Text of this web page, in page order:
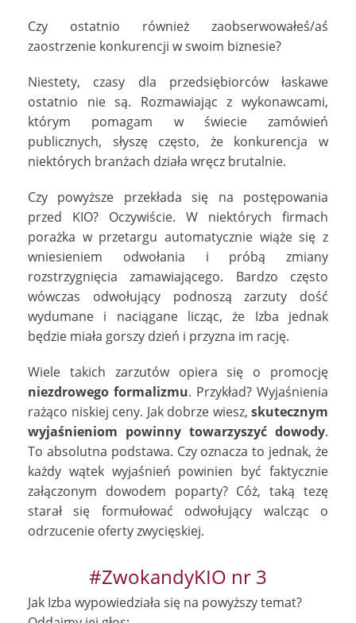
Czy ostatnio również zaobserwowałeś/aś
zaostrzenie konkurencji w swoim biznesie?
Niestety, czasy dla przedsiębiorców łaskawe
ostatnio nie są. Rozmawiając z wykonawcami,
którym pomagam w świecie zamówień
publicznych, słyszę często, że konkurencja w
niektórych branżach działa wręcz brutalnie.
Czy powyższe przekłada się na postępowania
przed KIO? Oczywiście. W niektórych firmach
porażka w przetargu automatycznie wiąże się z
wniesieniem odwołania i próbą zmiany
rozstrzygnięcia zamawiającego. Bardzo często
wówczas odwołujący podnoszą zarzuty dość
wydumane i naciągane licząc, że Izba jednak
będzie miała gorszy dzień i przyzna im rację.
Wiele takich zarzutów opiera się o promocję
niezdrowego formalizmu. Przykład? Wyjaśnienia
rażąco niskiej ceny. Jak dobrze wiesz, skutecznym
wyjaśnieniom powinny towarzyszyć dowody.
To absolutna podstawa. Czy oznacza to jednak, że
każdy wątek wyjaśnień powinien być faktycznie
załączonym dowodem poparty? Cóż, taką tezę
starał się formułować odwołujący walcząc o
odrzucenie oferty zwycięskiej.
#ZwokandyKIO nr 3
Jak Izba wypowiedziała się na powyższy temat?